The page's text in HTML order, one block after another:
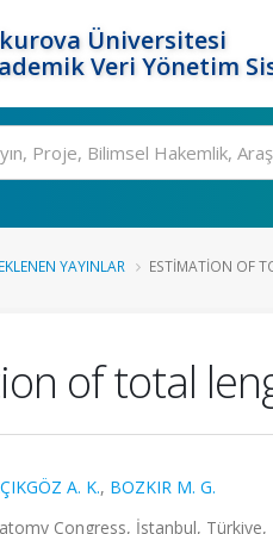
Üniversitesi
Veri Yönetim
YAYINLAR ESTIMATION OF
of total
A. K., BOZKIR M. G.
Congress, İstanbul,